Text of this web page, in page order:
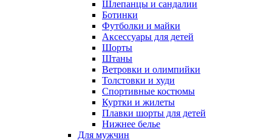
Шлепанцы и сандалии
Ботинки
Футболки и майки
Аксессуары для детей
Шорты
Штаны
Ветровки и олимпийки
Толстовки и худи
Спортивные костюмы
Куртки и жилеты
Плавки шорты для детей
Нижнее белье
Для мужчин